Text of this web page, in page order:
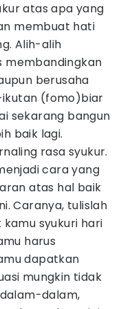
atas apa yang
membuat hati
Alih-alih
membandingkan
berusaha
ikutan (fomo)biar
sekarang bangun
baik lagi.
rasa syukur.
cara yang
atas hal baik
Caranya, tulislah
syukuri hari
harus
dapatkan
mungkin tidak
dalam,